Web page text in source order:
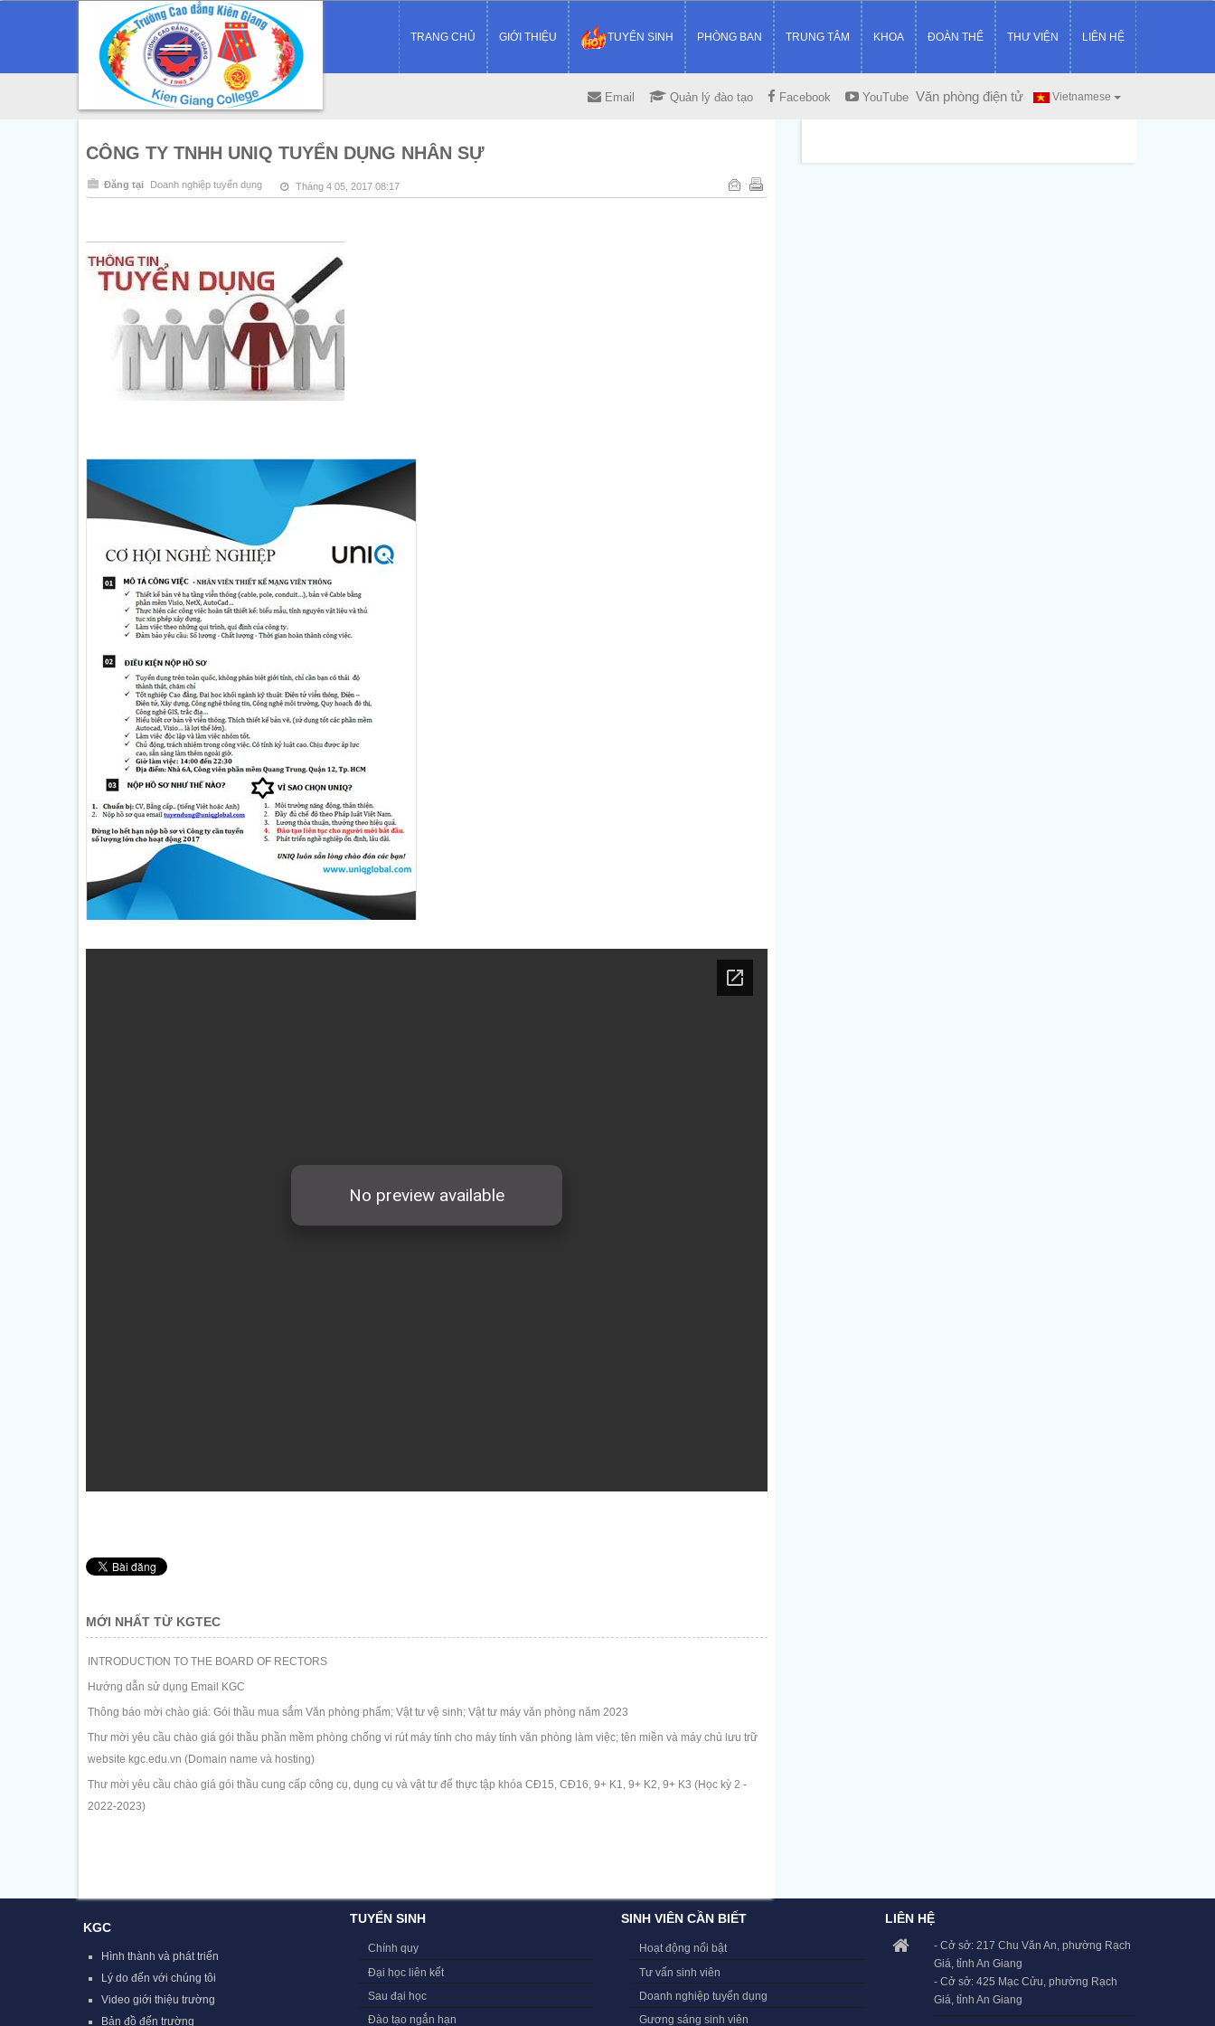
TRANG CHỦ GIỚI THIỆU TUYỂN SINH PHÒNG BAN TRUNG TÂM KHOA ĐOÀN THỂ THƯ VIỆN LIÊN HỆ
Vietnamese
Email Quản lý đào tạo Facebook YouTube Văn phòng điện tử
CÔNG TY TNHH UNIQ TUYỂN DỤNG NHÂN SỰ
Đăng tại Doanh nghiệp tuyển dụng Tháng 4 05, 2017 08:17
MỚI NHẤT TỪ KGTEC
INTRODUCTION TO THE BOARD OF RECTORS
Hướng dẫn sử dụng Email KGC
Thông báo mời chào giá: Gói thầu mua sắm Văn phòng phẩm; Vật tư vệ sinh; Vật tư máy văn phòng năm 2023
Thư mời yêu cầu chào giá gói thầu phần mềm phòng chống vi rút máy tính cho máy tính văn phòng làm việc; tên miền và máy chủ lưu trữ
website kgc.edu.vn (Domain name và hosting)
Thư mời yêu cầu chào giá gói thầu cung cấp công cụ, dụng cụ và vật tư để thực tập khóa CĐ15, CĐ16, 9+ K1, 9+ K2, 9+ K3 (Học kỳ 2 -
2022-2023)
KGC
Hình thành và phát triển
Lý do đến với chúng tôi
Video giới thiệu trường
Bản đồ đến trường
TUYỂN SINH
Chính quy
Đại học liên kết
Sau đại học
Đào tạo ngắn hạn
SINH VIÊN CẦN BIẾT
Hoạt động nổi bật
Tư vấn sinh viên
Doanh nghiệp tuyển dụng
Gương sáng sinh viên
LIÊN HỆ
- Cở sở: 217 Chu Văn An, phường Rạch
Giá, tỉnh An Giang
- Cở sở: 425 Mạc Cửu, phường Rạch
Giá, tỉnh An Giang